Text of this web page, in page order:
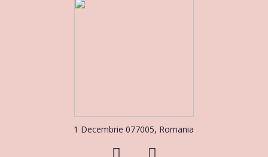
1 Decembrie 077005, Romania